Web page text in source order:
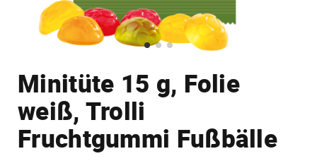
Minitüte 15 g, Folie
weiß, Trolli
Fruchtgummi Fußbälle